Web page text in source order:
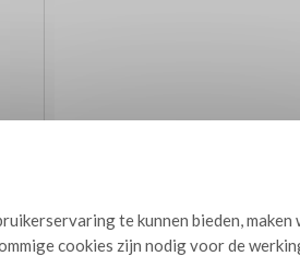
te kunnen bieden,
cookies zijn nodig voor de